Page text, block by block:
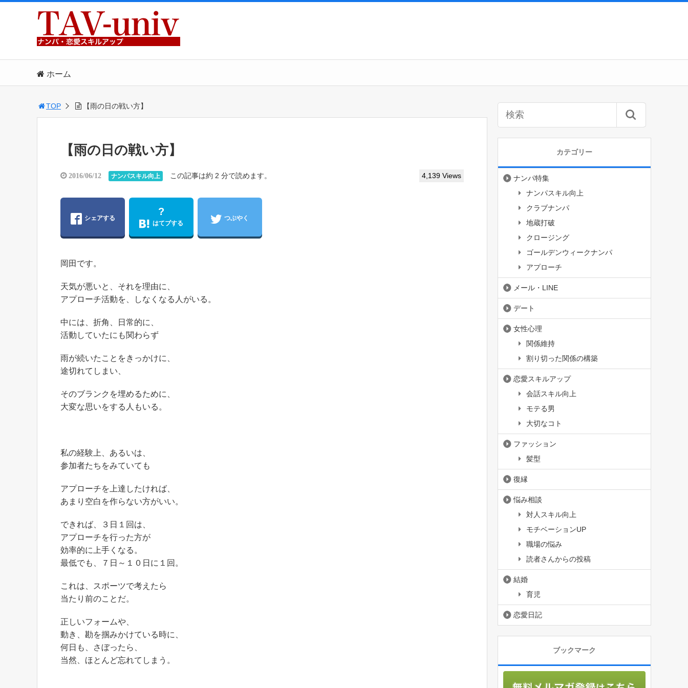
ホーム
TOP 【雨の日の戦い方】
【雨の日の戦い方】
2016/06/12 ナンパスキル向上 この記事は約 2 分で読めます。 4,139 Views
シェアする
?
はてブする
つぶやく
岡田です。
天気が悪いと、それを理由に、
アプローチ活動を、しなくなる人がいる。
中には、折角、日常的に、
活動していたにも関わらず
雨が続いたことをきっかけに、
途切れてしまい、
そのブランクを埋めるために、
大変な思いをする人もいる。
私の経験上、あるいは、
参加者たちをみていても
アプローチを上達したければ、
あまり空白を作らない方がいい。
できれば、３日１回は、
アプローチを行った方が
効率的に上手くなる。
最低でも、７日～１０日に１回。
これは、スポーツで考えたら
当たり前のことだ。
正しいフォームや、
動き、勘を掴みかけている時に、
何日も、さぼったら、
当然、ほとんど忘れてしまう。
カテゴリー
ナンパ特集
ナンパスキル向上
クラブナンパ
地蔵打破
クロージング
ゴールデンウィークナンパ
アプローチ
メール・LINE
デート
女性心理
関係維持
割り切った関係の構築
恋愛スキルアップ
会話スキル向上
モテる男
大切なコト
ファッション
髪型
復縁
悩み相談
対人スキル向上
モチベーションUP
職場の悩み
読者さんからの投稿
結婚
育児
恋愛日記
ブックマーク